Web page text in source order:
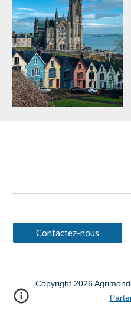
Contactez-nous
Copyright 2026